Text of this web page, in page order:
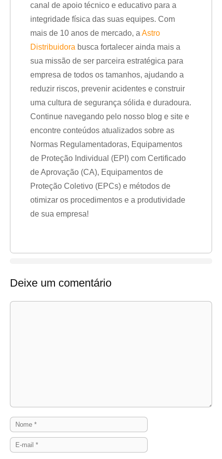
canal de apoio técnico e educativo para a
integridade física das suas equipes. Com
mais de 10 anos de mercado, a Astro
Distribuidora busca fortalecer ainda mais a
sua missão de ser parceira estratégica para
empresa de todos os tamanhos, ajudando a
reduzir riscos, prevenir acidentes e construir
uma cultura de segurança sólida e duradoura.
Continue navegando pelo nosso blog e site e
encontre conteúdos atualizados sobre as
Normas Regulamentadoras, Equipamentos
de Proteção Individual (EPI) com Certificado
de Aprovação (CA), Equipamentos de
Proteção Coletivo (EPCs) e métodos de
otimizar os procedimentos e a produtividade
de sua empresa!
Deixe um comentário
Nome
E-